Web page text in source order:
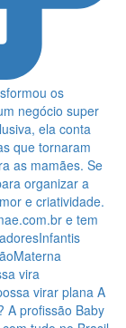
vira